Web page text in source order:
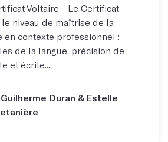
Voltaire - Le Certificat
niveau de maîtrise de la
en contexte professionnel :
de la langue, précision de
et écrite....
Duran & Estelle